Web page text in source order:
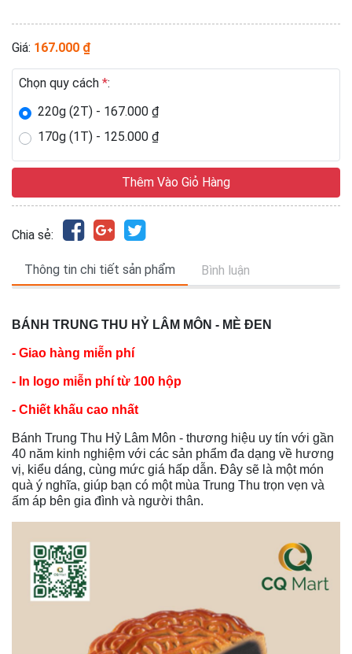
Giá: 167.000 ₫
Chọn quy cách *:
220g (2T) - 167.000 ₫
170g (1T) - 125.000 ₫
Thêm Vào Giỏ Hàng
Chia sẻ:
Thông tin chi tiết sản phẩm Bình luận
BÁNH TRUNG THU HỶ LÂM MÔN - MÈ ĐEN
- Giao hàng miễn phí
- In logo miễn phí từ 100 hộp
- Chiết khấu cao nhất
Bánh Trung Thu Hỷ Lâm Môn - thương hiệu uy tín với gần
40 năm kinh nghiệm với các sản phẩm đa dạng về hương
vị, kiểu dáng, cùng mức giá hấp dẫn. Đây sẽ là một món
quà ý nghĩa, giúp bạn có một mùa Trung Thu trọn vẹn và
ấm áp bên gia đình và người thân.